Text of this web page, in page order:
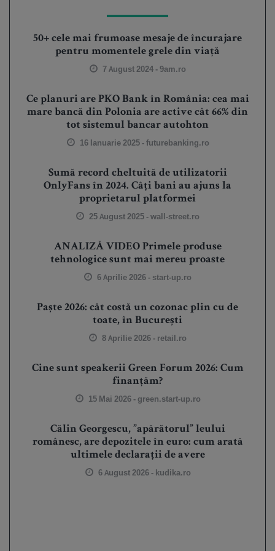
50+ cele mai frumoase mesaje de încurajare
pentru momentele grele din viață
7 August 2024 -9am.ro
Ce planuri are PKO Bank în România: cea mai
mare bancă din Polonia are active cât 66% din
tot sistemul bancar autohton
16 Ianuarie 2025 -futurebanking.ro
Sumă record cheltuită de utilizatorii
OnlyFans în 2024. Câți bani au ajuns la
proprietarul platformei
25 August 2025 -wall-street.ro
ANALIZĂ VIDEO Primele produse
tehnologice sunt mai mereu proaste
6 Aprilie 2026 - start-up.ro
Paște 2026: cât costă un cozonac plin cu de
toate, în București
8 Aprilie 2026 - retail.ro
Cine sunt speakerii Green Forum 2026: Cum
finanțăm?
15 Mai 2026 - green.start-up.ro
Călin Georgescu, ”apărătorul” leului
românesc, are depozitele în euro: cum arată
ultimele declarații de avere
6 August 2026 - kudika.ro